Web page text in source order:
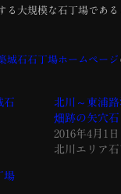
る大規模な石丁場である
城石石丁場ホームページ
石
北川～東浦
畑跡の矢穴石
2016年4月1日
北川エリア
場